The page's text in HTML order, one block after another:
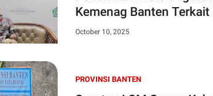
Kemenag Banten
Umrah
October 10, 2025
PROVINSI BANTEN